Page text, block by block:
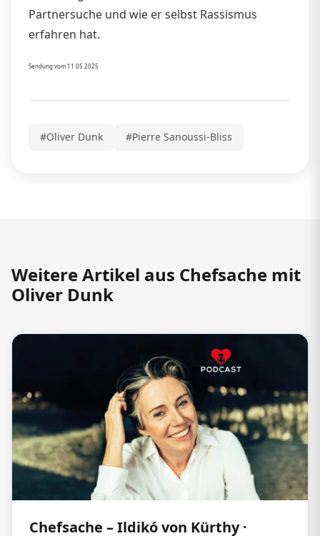
Partnersuche und wie er selbst Rassismus
erfahren hat.
Sendung vom 11.05.2025
#Oliver Dunk #Pierre Sanoussi-Bliss
Weitere Artikel aus Chefsache mit
Oliver Dunk
Chefsache – Ildikó von Kürthy ·